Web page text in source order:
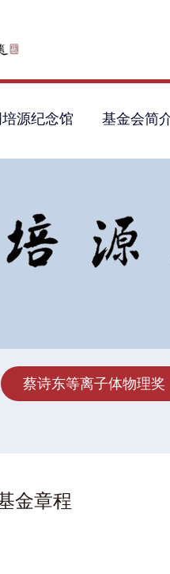
培源纪念馆 基金会简
蔡诗东等离子体物理奖
金章程